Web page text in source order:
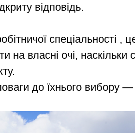
відповідь.
спеціальності ,
власні очі, наскільки
до їхнього вибору —